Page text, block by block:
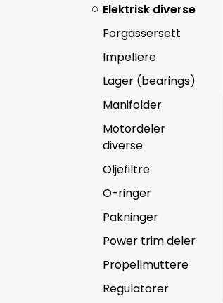
Elektrisk diverse
Forgassersett
Impellere
Lager (bearings)
Manifolder
Motordeler
diverse
Oljefiltre
O-ringer
Pakninger
Power trim deler
Propellmuttere
Regulatorer